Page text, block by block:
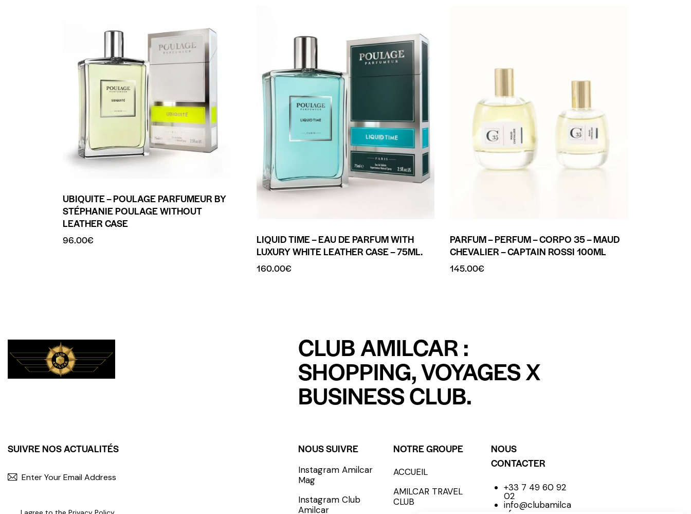
UBIQUITE – POULAGE PARFUMEUR BY
STÉPHANIE POULAGE WITHOUT
LEATHER CASE
96.00€
LIQUID TIME – EAU DE PARFUM WITH
LUXURY WHITE LEATHER CASE – 75ML.
160.00€
PARFUM – PERFUM – CORPO 35 – MAUD
CHEVALIER – CAPTAIN ROSSI 100ML
145.00€
CLUB AMILCAR :
SHOPPING, VOYAGES X
BUSINESS CLUB.
SUIVRE NOS ACTUALITÉS
S'INCRIRE - SUBSCRIBE
NOUS SUIVRE
Instagram Amilcar
Mag
Instagram Club
Amilcar
NOTRE GROUPE
ACCUEIL
AMILCAR TRAVEL
CLUB
NOUS
CONTACTER
+33 7 49 60 92
02
info@clubamilca